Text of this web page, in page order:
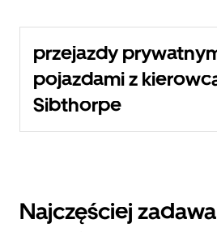
przejazdy
pojazdami z
Sibthorpe
Najczęściej